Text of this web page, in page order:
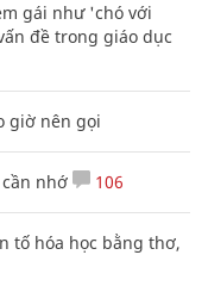
gái như 'chó với
đề trong giáo dục
giờ nên gọi
nhớ 106
tố hóa học bằng thơ,